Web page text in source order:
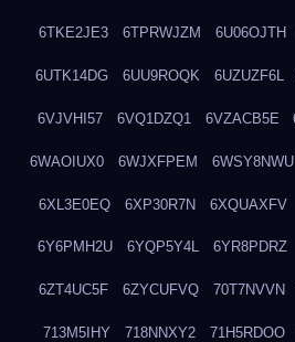
6TKE2JE3 6TPRWJZM 6U06OJTH
6UTK14DG 6UU9ROQK 6UZUZF6L
6VJVHI57 6VQ1DZQ1 6VZACB5E
6WAOIUX0 6WJXFPEM 6WSY8NWU
6XL3E0EQ 6XP30R7N 6XQUAXFV
6Y6PMH2U 6YQP5Y4L 6YR8PDRZ
6ZT4UC5F 6ZYCUFVQ 70T7NVVN
713M5IHY 718NNXY2 71H5RDOO